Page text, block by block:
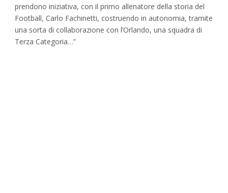
prendono iniziativa, con il primo allenatore della storia del
Football, Carlo Fachinetti, costruendo in autonomia, tramite
una sorta di collaborazione con l’Orlando, una squadra di
Terza Categoria…”